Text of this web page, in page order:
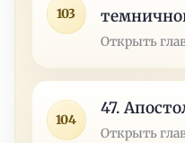
103
Открыть
104
47.
Открыть